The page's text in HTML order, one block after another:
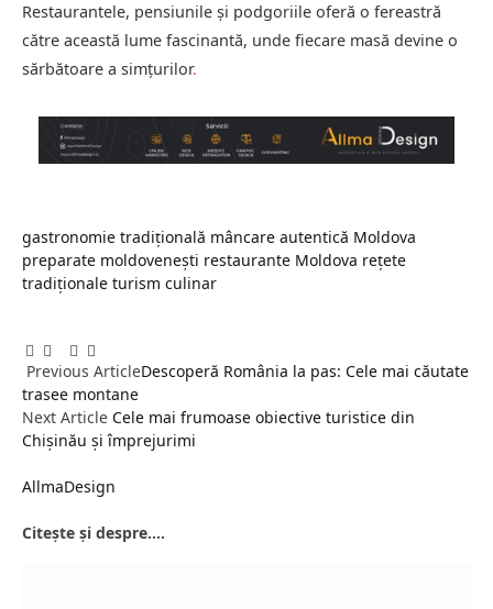
Restaurantele, pensiunile și podgoriile oferă o fereastră
către această lume fascinantă, unde fiecare masă devine o
sărbătoare a simțurilor.
gastronomie tradițională mâncare autentică Moldova
preparate moldovenești restaurante Moldova rețete
tradiționale turism culinar
Facebook
Twitter
Pinterest
LinkedIn
Tumblr
Previous ArticleDescoperă România la pas: Cele mai căutate
trasee montane
Next Article Cele mai frumoase obiective turistice din
Chișinău și împrejurimi
AllmaDesign
Citește și despre....